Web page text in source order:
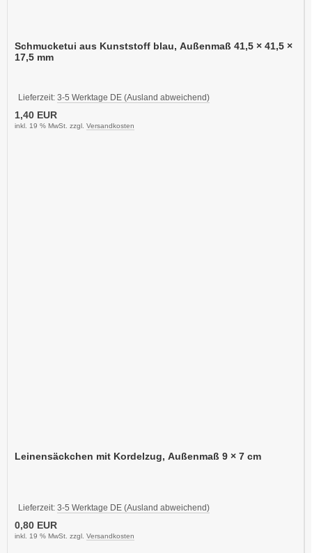
Schmucketui aus Kunststoff blau, Außenmaß 41,5 × 41,5 ×
17,5 mm
Lieferzeit: 3-5 Werktage DE (Ausland abweichend)
1,40 EUR
inkl. 19 % MwSt. zzgl. Versandkosten
Leinensäckchen mit Kordelzug, Außenmaß 9 × 7 cm
Lieferzeit: 3-5 Werktage DE (Ausland abweichend)
0,80 EUR
inkl. 19 % MwSt. zzgl. Versandkosten